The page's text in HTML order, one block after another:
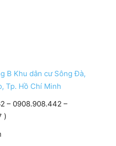
B Khu dân cư Sông Đà,
Tp. Hồ Chí Minh
– 0908.908.442 –
)